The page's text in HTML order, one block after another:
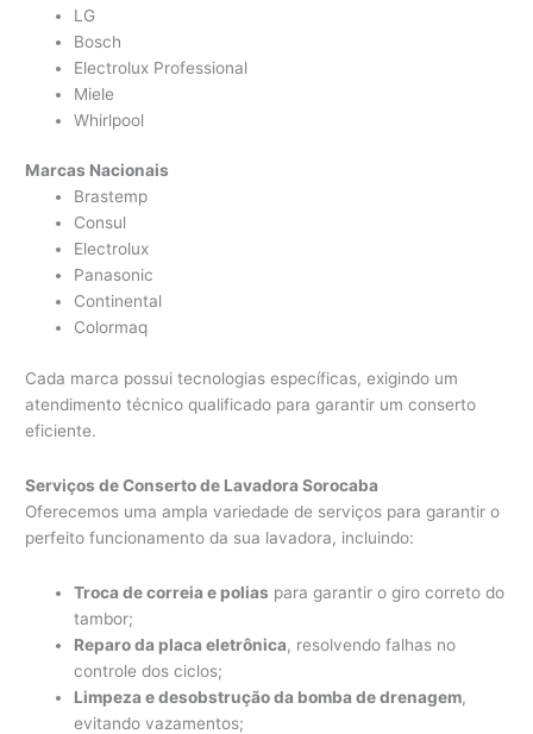
LG
Bosch
Electrolux Professional
Miele
Whirlpool
Marcas Nacionais
Brastemp
Consul
Electrolux
Panasonic
Continental
Colormaq
Cada marca possui tecnologias específicas, exigindo um
atendimento técnico qualificado para garantir um conserto
eficiente.
Serviços de Conserto de Lavadora Sorocaba
Oferecemos uma ampla variedade de serviços para garantir o
perfeito funcionamento da sua lavadora, incluindo:
Troca de correia e polias para garantir o giro correto do
tambor;
Reparo da placa eletrônica, resolvendo falhas no
controle dos ciclos;
Limpeza e desobstrução da bomba de drenagem,
evitando vazamentos;